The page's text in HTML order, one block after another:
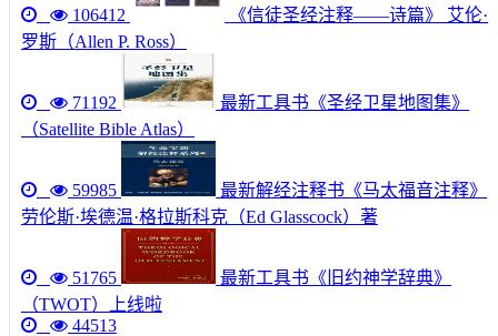
106412
《信徒圣经注释——诗篇》 艾伦·
罗斯（Allen P. Ross）
71192
最新工具书《圣经卫星地图集》
（Satellite Bible Atlas）
59985
最新解经注释书《马太福音注释》
劳伦斯·埃德温·格拉斯科克（Ed Glasscock）著
51765
最新工具书《旧约神学辞典》
（TWOT）上线啦
44513